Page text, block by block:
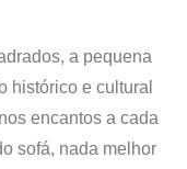
a pequena
histórico e cultural
encantos a cada
sofá, nada melhor